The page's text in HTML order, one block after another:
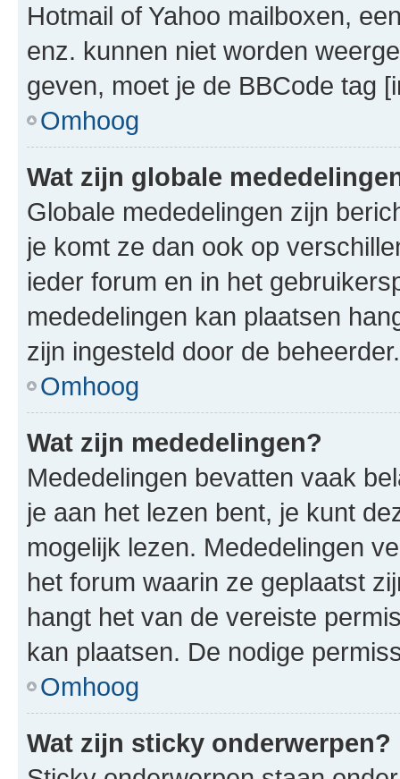
Hotmail of Yahoo mailboxen,
enz. kunnen niet worden
geven, moet je de BBCode tag
Omhoog
Wat zijn globale
Globale mededelingen zijn
je komt ze dan ook op
ieder forum en in het
mededelingen kan plaatsen
zijn ingesteld door de beheerder.
Omhoog
Wat zijn mededelingen?
Mededelingen bevatten vaak
je aan het lezen bent, je kunt
mogelijk lezen. Mededelingen
het forum waarin ze geplaatst
hangt het van de vereiste
kan plaatsen. De nodige
Omhoog
Wat zijn sticky onderwerpen?